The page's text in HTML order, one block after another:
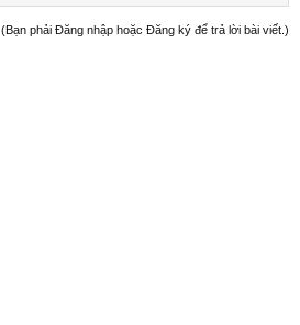
(Bạn phải Đăng nhập hoặc Đăng ký để trả lời bài viết.)